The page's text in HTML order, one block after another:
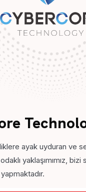
ayak uyduran ve
yaklaşımımız,